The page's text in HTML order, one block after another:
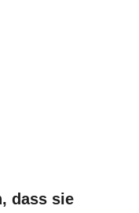
dass sie